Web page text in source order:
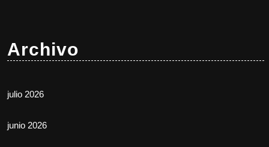
Archivo
julio 2026
junio 2026